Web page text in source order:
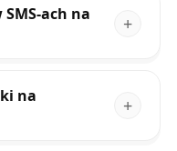
ach na
na